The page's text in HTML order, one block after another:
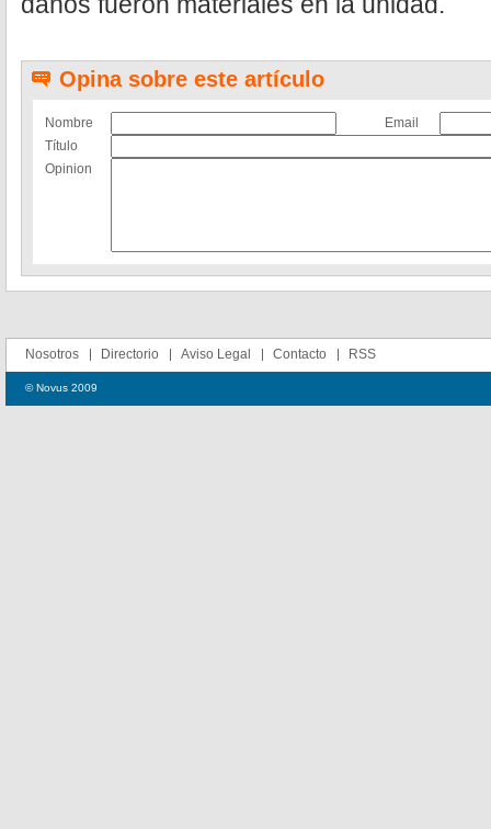
Opina sobre este artículo
Nombre
Email
Título
Opinion
Nosotros Directorio Aviso Legal Contacto RSS
© Novus 2009